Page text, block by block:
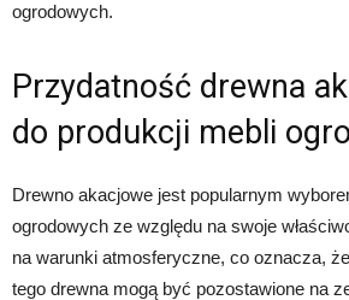
ogrodowych.
Przydatność drewna
do produkcji mebli
Drewno akacjowe jest popularnym
ogrodowych ze względu na swoje
na warunki atmosferyczne, co oznacza,
tego drewna mogą być pozostawione na